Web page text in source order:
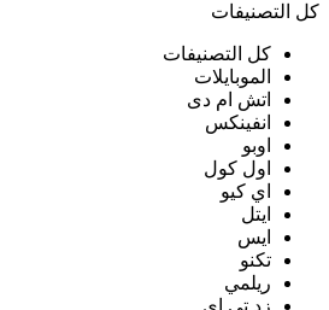
كل التصنيفات
كل التصنيفات
الموبايلات
اتش ام دى
انفينكس
اوبو
اول كول
اي كيو
ايتل
ايس
تكنو
ريلمي